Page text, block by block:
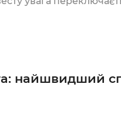
найшвидший